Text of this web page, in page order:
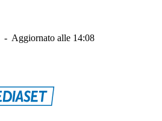
- Aggiornato alle 14:08